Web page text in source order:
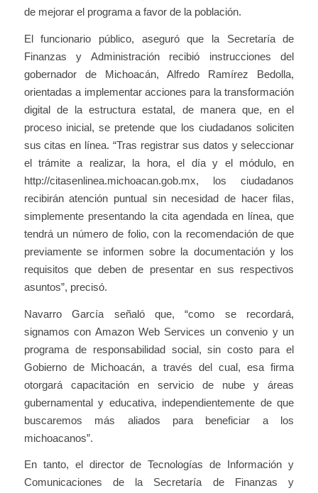
de mejorar el programa a favor de la población.
El funcionario público, aseguró que la Secretaría de
Finanzas y Administración recibió instrucciones del
gobernador de Michoacán, Alfredo Ramírez Bedolla,
orientadas a implementar acciones para la transformación
digital de la estructura estatal, de manera que, en el
proceso inicial, se pretende que los ciudadanos soliciten
sus citas en línea. “Tras registrar sus datos y seleccionar
el trámite a realizar, la hora, el día y el módulo, en
http://citasenlinea.michoacan.gob.mx, los ciudadanos
recibirán atención puntual sin necesidad de hacer filas,
simplemente presentando la cita agendada en línea, que
tendrá un número de folio, con la recomendación de que
previamente se informen sobre la documentación y los
requisitos que deben de presentar en sus respectivos
asuntos”, precisó.
Navarro García señaló que, “como se recordará,
signamos con Amazon Web Services un convenio y un
programa de responsabilidad social, sin costo para el
Gobierno de Michoacán, a través del cual, esa firma
otorgará capacitación en servicio de nube y áreas
gubernamental y educativa, independientemente de que
buscaremos más aliados para beneficiar a los
michoacanos”.
En tanto, el director de Tecnologías de Información y
Comunicaciones de la Secretaría de Finanzas y